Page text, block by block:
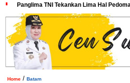
Panglima TNI Tekankan Lima Hal
Home / Batam